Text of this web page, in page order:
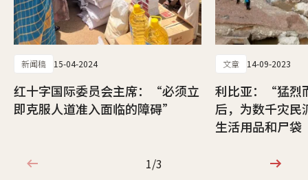
新闻稿 15-04-2024
红十字国际委员会主席：“必须立
即克服人道准入面临的障碍”
文章 14-09-2023
利比亚：“猛烈
后，为数千灾民
生活用品和尸袋
1/3
1/3